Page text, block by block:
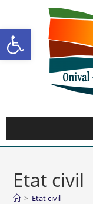
Ouvrir la
Etat civil
> Etat civil